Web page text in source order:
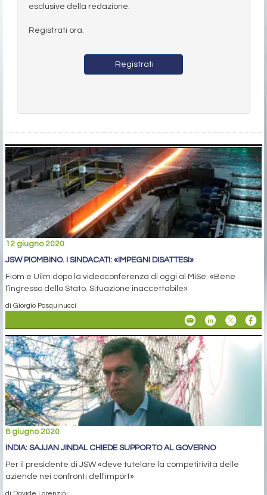
esclusive della redazione.
Registrati ora.
Registrati
12 giugno 2020
JSW PIOMBINO. I SINDACATI: «IMPEGNI DISATTESI»
Fiom e Uilm dopo la videoconferenza di oggi al MiSe: «Bene
l’ingresso dello Stato. Situazione inaccettabile»
di Giorgio Pasquinucci
8 giugno 2020
INDIA: SAJJAN JINDAL CHIEDE SUPPORTO AL GOVERNO
Per il presidente di JSW «deve tutelare la competitività delle
aziende nei confronti dell'import»
di Davide Lorenzini